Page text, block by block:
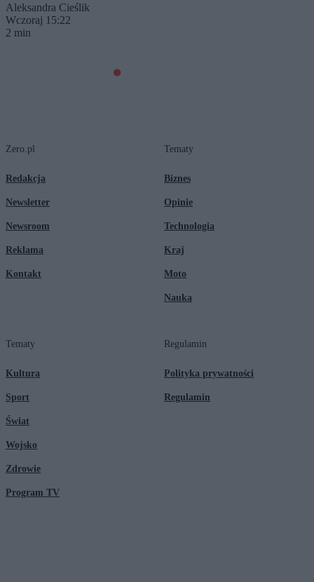
Aleksandra Cieślik
Wczoraj 15:22
2 min
Zero.pl
Redakcja
Newsletter
Newsroom
Reklama
Kontakt
Tematy
Biznes
Opinie
Technologia
Kraj
Moto
Nauka
Tematy
Kultura
Sport
Świat
Wojsko
Zdrowie
Program TV
Regulamin
Polityka prywatności
Regulamin